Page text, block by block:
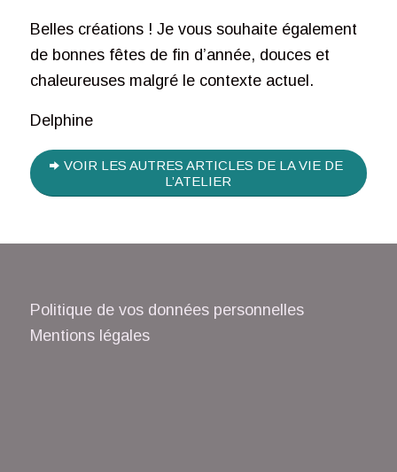
Belles créations ! Je vous souhaite également
de bonnes fêtes de fin d’année, douces et
chaleureuses malgré le contexte actuel.
Delphine
VOIR LES AUTRES ARTICLES DE LA VIE DE
L’ATELIER
Politique de vos données personnelles
Mentions légales